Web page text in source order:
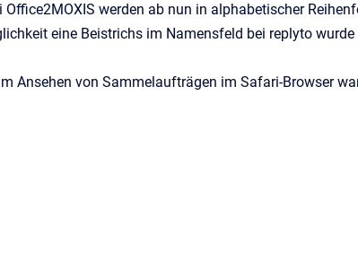
Office2MOXIS werden ab nun in alphabetischer
eine Beistrichs im Namensfeld bei replyto
Ansehen von Sammelaufträgen im Safari-Browser